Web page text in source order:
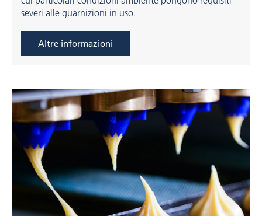
severi alle guarnizioni in uso.
Altre informazioni